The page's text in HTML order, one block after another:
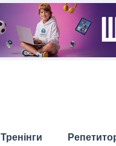
Тренінги